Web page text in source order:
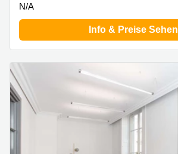
N/A
Info & Preise Sehen